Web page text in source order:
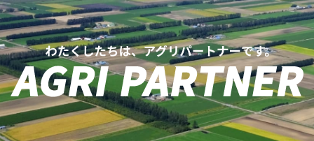
カーポート
サポート情報
会社情報
採用情報